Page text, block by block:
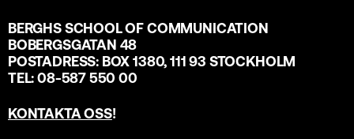
BERGHS SCHOOL OF COMMUNICATION
BOBERGSGATAN 48
POSTADRESS: BOX 1380, 111 93 STOCKHOLM
TEL: 08-587 550 00
KONTAKTA OSS!